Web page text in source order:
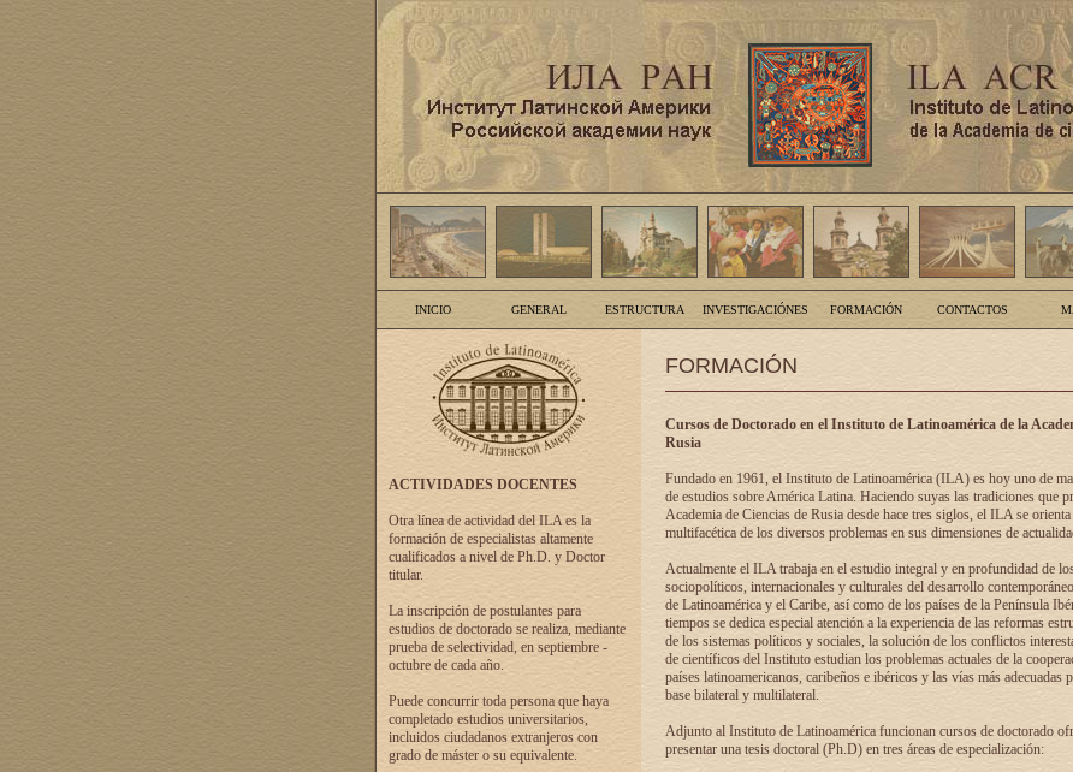
INICIO GENERAL ESTRUCTURA INVESTIGACIÓNES FORMACIÓN CONTACTOS
ACTIVIDADES DOCENTES
Otra línea de actividad del ILA es la
formación de especialistas altamente
cualificados a nivel de Ph.D. y Doctor
titular.
La inscripción de postulantes para
estudios de doctorado se realiza, mediante
prueba de selectividad, en septiembre -
octubre de cada año.
Puede concurrir toda persona que haya
completado estudios universitarios,
incluidos ciudadanos extranjeros con
grado de máster o su equivalente.
FORMACIÓN
Cursos de Doctorado en el Instituto de Latinoamérica de la
Rusia
Fundado en 1961, el Instituto de Latinoamérica (ILA) es hoy uno de
de estudios sobre América Latina. Haciendo suyas las tradiciones que
Academia de Ciencias de Rusia desde hace tres siglos, el ILA se
multifacética de los diversos problemas en sus dimensiones de
Actualmente el ILA trabaja en el estudio integral y en profundidad de
sociopolíticos, internacionales y culturales del desarrollo
de Latinoamérica y el Caribe, así como de los países de la Península
tiempos se dedica especial atención a la experiencia de las reformas
de los sistemas políticos y sociales, la solución de los conflictos
de científicos del Instituto estudian los problemas actuales de la
países latinoamericanos, caribeños e ibéricos y las vías más adecuadas
base bilateral y multilateral.
Adjunto al Instituto de Latinoamérica funcionan cursos de doctorado
presentar una tesis doctoral (Ph.D) en tres áreas de especialización: